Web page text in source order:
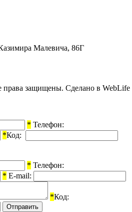
Малевича, 86Г
права защищены. Cделано в WebLife
* Телефон:
*Код:
* Телефон:
* E-mail:
*Код: